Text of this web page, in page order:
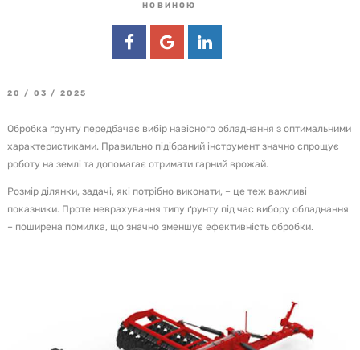
НОВИНОЮ
20 / 03 / 2025
Обробка ґрунту передбачає вибір навісного обладнання з оптимальними
характеристиками. Правильно підібраний інструмент значно спрощує
роботу на землі та допомагає отримати гарний врожай.
Розмір ділянки, задачі, які потрібно виконати, – це теж важливі
показники. Проте неврахування типу ґрунту під час вибору обладнання
– поширена помилка, що значно зменшує ефективність обробки.